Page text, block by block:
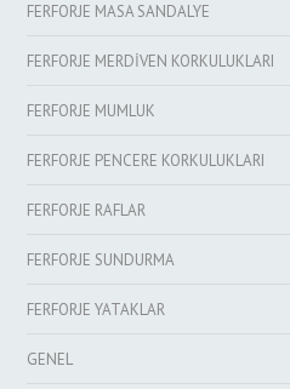
FERFORJE MASA SANDALYE
FERFORJE MERDİVEN KORKULUKLARI
FERFORJE MUMLUK
FERFORJE PENCERE KORKULUKLARI
FERFORJE RAFLAR
FERFORJE SUNDURMA
FERFORJE YATAKLAR
GENEL